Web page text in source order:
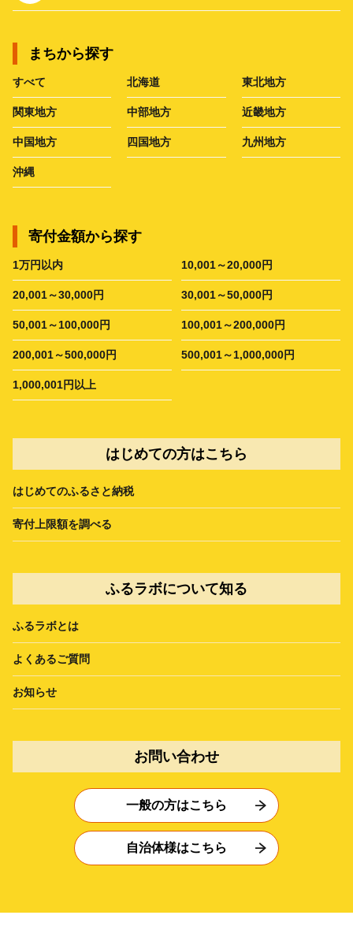
まちから探す
すべて 北海道 東北地方
関東地方 中部地方 近畿地方
中国地方 四国地方 九州地方
沖縄
寄付金額から探す
1万円以内 10,001～20,000円
20,001～30,000円 30,001～50,000円
50,001～100,000円 100,001～200,000円
200,001～500,000円 500,001～1,000,000円
1,000,001円以上
はじめての方はこちら
はじめてのふるさと納税
寄付上限額を調べる
ふるラボについて知る
ふるラボとは
よくあるご質問
お知らせ
お問い合わせ
一般の方はこちら
自治体様はこちら